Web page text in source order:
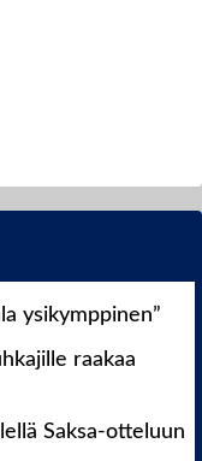
ysikymppinen”
raakaa
Saksa-otteluun